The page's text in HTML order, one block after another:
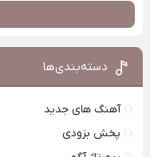
دسته‌بندی‌ها
آهنگ های جدید
پخش بزودی